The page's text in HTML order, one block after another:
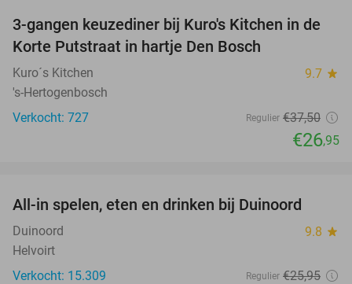
28%
3-gangen keuzediner bij Kuro's Kitchen in de
Korte Putstraat in hartje Den Bosch
Kuro´s Kitchen 9.7 star
's-Hertogenbosch
Verkocht: 727
Regulier €37,50
€26,95
All-in spelen, eten en drinken bij Duinoord
Duinoord 9.8 star
Helvoirt
Verkocht: 15.309
Regulier €25,95